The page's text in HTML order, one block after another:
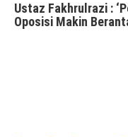
Ustaz Fakhrulrazi :
Oposisi Makin